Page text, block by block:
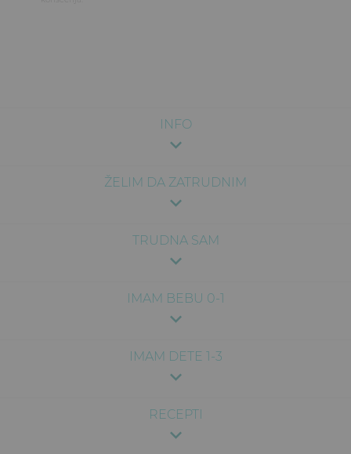
INFO
ŽELIM DA ZATRUDNIM
TRUDNA SAM
IMAM BEBU 0-1
IMAM DETE 1-3
RECEPTI